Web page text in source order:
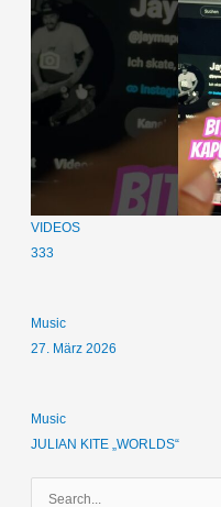
VIDEOS
333
Music
27. März 2026
Music
JULIAN KITE „WORLDS“